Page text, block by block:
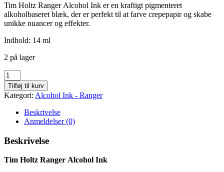
Tim Holtz Ranger Alcohol Ink er en kraftigt pigmenteret
alkoholbaseret blæk, der er perfekt til at farve crepepapir og skabe
unikke nuancer og effekter.
Indhold: 14 ml
2 på lager
Teakwood
-
743
antal
Tilføj til kurv
Kategori: Alcohol Ink - Ranger
Beskrivelse
Anmeldelser (0)
Beskrivelse
Tim Holtz Ranger Alcohol Ink